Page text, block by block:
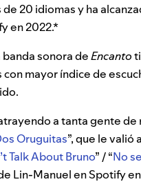
20 idiomas y ha
en 2022.*
sonora deEncanto
mayor índice de
a tanta gente
Oruguitas”, que le valió
Talk About Bruno” / “No
Lin-Manuel en Spotify